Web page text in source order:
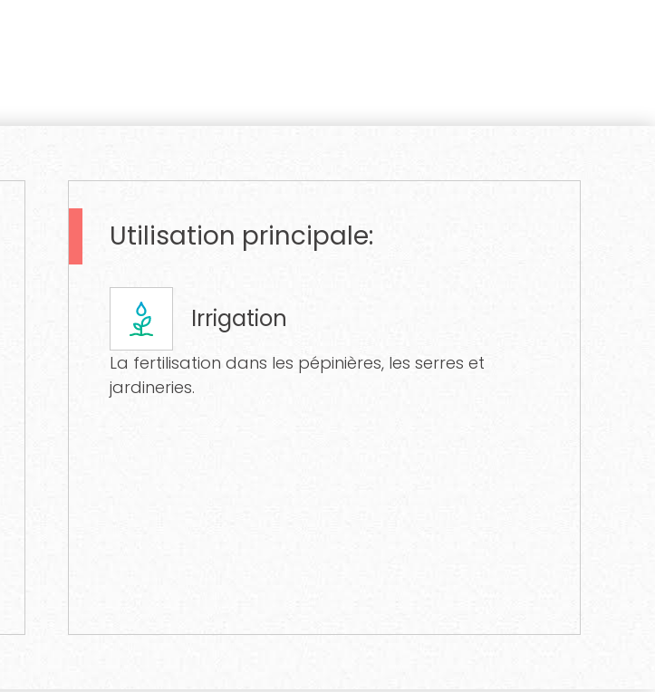
Utilisation principale:
Irrigation
La fertilisation dans les pépinières, les serres et
jardineries.